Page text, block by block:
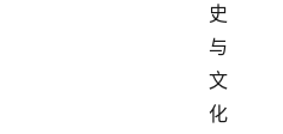
史
与
文
化